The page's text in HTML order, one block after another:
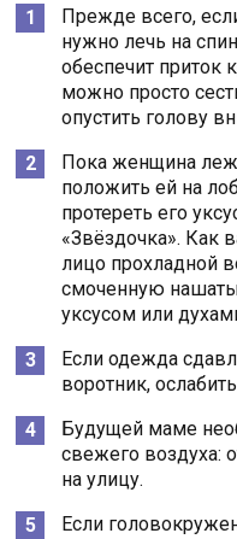
Прежде всего,
нужно лечь на
обеспечит приток
можно просто
опустить голову
Пока женщина
положить ей на
протереть его
«Звёздочка». Как
лицо прохладной
смоченную
уксусом или
Если одежда
воротник,
Будущей маме
свежего воздуха:
на улицу.
Если